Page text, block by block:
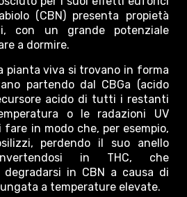
(CBN) presenta propietà
con un grande potenziale
a dormire.
pianta viva si trovano in forma
partendo dal CBGa (acido
acido di tutti i restanti
o le radazioni UV
in modo che, per esempio,
perdendo il suo anello
in THC, che
degradarsi in CBN a causa di
a temperature elevate.